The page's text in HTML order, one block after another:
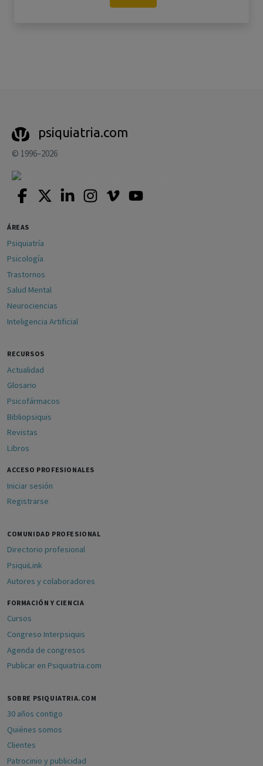
psiquiatria.com
© 1996–2026
ÁREAS
Psiquiatría
Psicología
Trastornos
Salud Mental
Neurociencias
Inteligencia Artificial
RECURSOS
Actualidad
Glosario
Psicofármacos
Bibliopsiquis
Revistas
Libros
ACCESO PROFESIONALES
Iniciar sesión
Registrarse
COMUNIDAD PROFESIONAL
Directorio profesional
PsiquiLink
Autores y colaboradores
FORMACIÓN Y CIENCIA
Cursos
Congreso Interpsiquis
Agenda de congresos
Publicar en Psiquiatria.com
SOBRE PSIQUIATRIA.COM
30 años contigo
Quiénes somos
Clientes
Patrocinio y publicidad